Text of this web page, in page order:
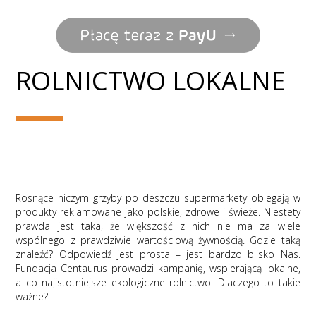
ROLNICTWO LOKALNE
Rosnące niczym grzyby po deszczu supermarkety oblegają w
produkty reklamowane jako polskie, zdrowe i świeże. Niestety
prawda jest taka, że większość z nich nie ma za wiele
wspólnego z prawdziwie wartościową żywnością. Gdzie taką
znaleźć? Odpowiedź jest prosta – jest bardzo blisko Nas.
Fundacja Centaurus prowadzi kampanię, wspierającą lokalne,
a co najistotniejsze ekologiczne rolnictwo. Dlaczego to takie
ważne?